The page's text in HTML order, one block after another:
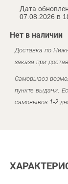
Дата
07.08.2026 в
Нет в наличии
Доставка по
заказа при
Самовывоз
пункте выдачи.
самовывоз 1-2